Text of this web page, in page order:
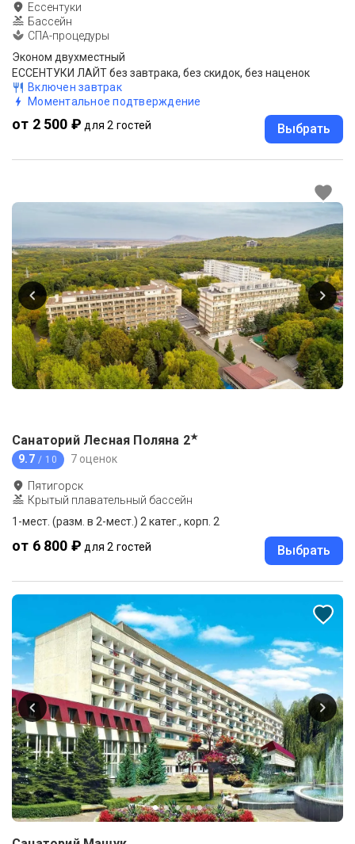
Ессентуки
Бассейн
СПА-процедуры
Эконом двухместный
ЕССЕНТУКИ ЛАЙТ без завтрака, без скидок, без наценок
Включен завтрак
Моментальное подтверждение
от 2 500 ₽ для 2 гостей Выбрать
Санаторий Лесная Поляна 2★
9.7 / 10 7 оценок
Пятигорск
Крытый плавательный бассейн
1-мест. (разм. в 2-мест.) 2 катег., корп. 2
от 6 800 ₽ для 2 гостей Выбрать